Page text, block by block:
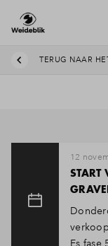
TERUG NAAR
12
START
Es fase